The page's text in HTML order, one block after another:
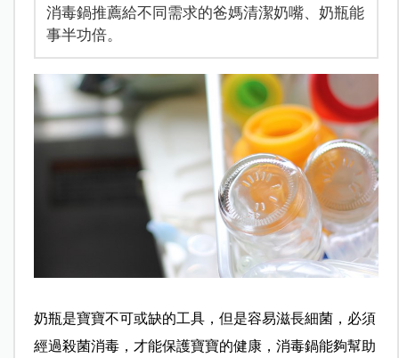
消毒鍋推薦給不同需求的爸媽清潔奶嘴、奶瓶能
事半功倍。
奶瓶是寶寶不可或缺的工具，但是容易滋長細菌，必須
經過殺菌消毒，才能保護寶寶的健康，消毒鍋能夠幫助